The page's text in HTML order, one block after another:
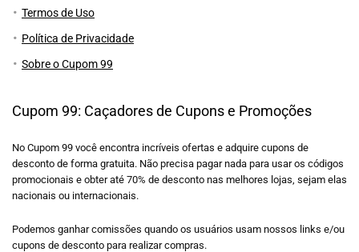
Termos de Uso
Política de Privacidade
Sobre o Cupom 99
Cupom 99: Caçadores de Cupons e Promoções
No Cupom 99 você encontra incríveis ofertas e adquire cupons de
desconto de forma gratuita. Não precisa pagar nada para usar os códigos
promocionais e obter até 70% de desconto nas melhores lojas, sejam elas
nacionais ou internacionais.
Podemos ganhar comissões quando os usuários usam nossos links e/ou
cupons de desconto para realizar compras.